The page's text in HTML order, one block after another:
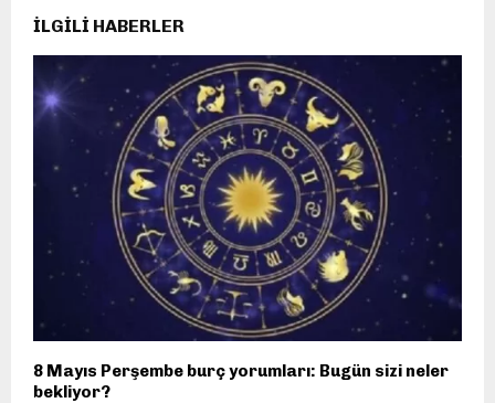
İLGILI HABERLER
8 Mayıs Perşembe burç yorumları: Bugün sizi neler
bekliyor?